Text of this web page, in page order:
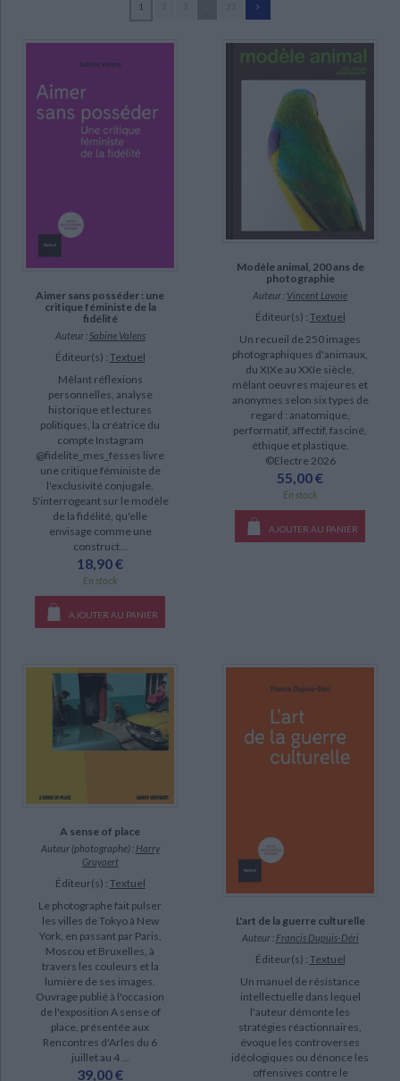
Critique et histoire littéraire
Littérature ancienne et médiévale
Littérature de voyage
Littérature en version originale Humour
Ecologie - Environnement Religions - Spiritualités
Histoire de France Biographies historiques
Histoire ancienne Géographie
Culture scientifique
Delaby, Marie (13)
Marchand-Kiss, Christophe (13)
Bensaïd, Daniel (12)
Jeancolas, Claude (11)
SUPPORT
livre (712)
revue (24)
coffret (19)
SÉRIE
Lyon, La Confluence : mémoires en mutation (3)
Santé : 100 idées reçues : l'avis des chercheurs (3)
Facteurs en France : chroniques du petit matin (2)
Record (2)
En chantier : une université et un quartier, Paris 13e Masséna (1)
DISPONIBILITÉ
epuise (371)
a-paraitre (12)
manquant (3)
1
Aimer sans posséder : une
critique féministe de la
fidélité
Auteur : Sabine Valens
Éditeur(s) : Textuel
Mêlant réflexions
personnelles, analyse
historique et lectures
politiques, la créatrice du
compte Instagram
@fidelite_mes_fesses livre
une critique féministe de
l'exclusivité conjugale.
S'interrogeant sur le modèle
de la fidélité, qu'elle
envisage comme une
construct...
18,90 €
En stock
AJOUTER AU PANIER
Modèle animal, 200 ans de
photographie
Auteur : Vincent Lavoie
Éditeur(s) : Textuel
Un recueil de 250 images
photographiques d'animaux,
du XIXe au XXIe siècle,
mêlant oeuvres majeures et
anonymes selon six types de
regard : anatomique,
performatif, affectif, fasciné,
éthique et plastique.
©Electre 2026
55,00 €
En stock
AJOUTER AU PANIER
A sense of place
Auteur (photographe) : Harry
Gruyaert
Éditeur(s) : Textuel
Le photographe fait pulser
les villes de Tokyo à New
York, en passant par Paris,
Moscou et Bruxelles, à
travers les couleurs et la
lumière de ses images.
Ouvrage publié à l'occasion
de l'exposition A sense of
place, présentée aux
Rencontres d'Arles du 6
juillet au 4 ...
39,00 €
L'art de la guerre culturelle
Auteur : Francis Dupuis-Déri
Éditeur(s) : Textuel
Un manuel de résistance
intellectuelle dans lequel
l'auteur démonte les
stratégies réactionnaires,
évoque les controverses
idéologiques ou dénonce les
offensives contre le